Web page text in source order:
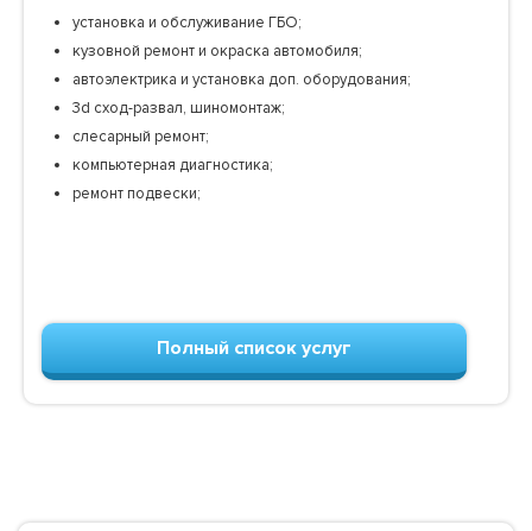
установка и обслуживание ГБО;
кузовной ремонт и окраска автомобиля;
автоэлектрика и установка доп. оборудования;
3d сход-развал, шиномонтаж;
слесарный ремонт;
компьютерная диагностика;
ремонт подвески;
Полный список услуг